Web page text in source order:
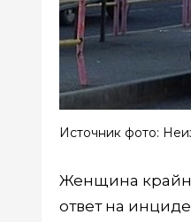
Источник фото:
Женщина
ответ на